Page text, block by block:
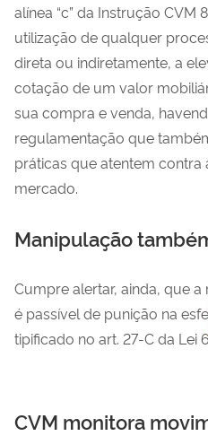
alínea “c” da Instrução CVM
utilização de qualquer
direta ou indiretamente, a
cotação de um valor
sua compra e venda,
regulamentação que
práticas que atentem contra
mercado.
Manipulação
Cumpre alertar, ainda, que
é passível de punição na
tipificado no art. 27-C da Lei
CVM monitora